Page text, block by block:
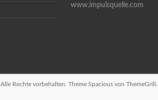
www.impulsquelle.com
. Alle Rechte vorbehalten. Theme Spacious von